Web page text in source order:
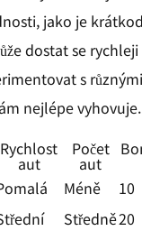
jako je
dostat se
s
nejlépe vyhovuje.
Rychlost
aut
Počet
aut
Méně
10
Středně20